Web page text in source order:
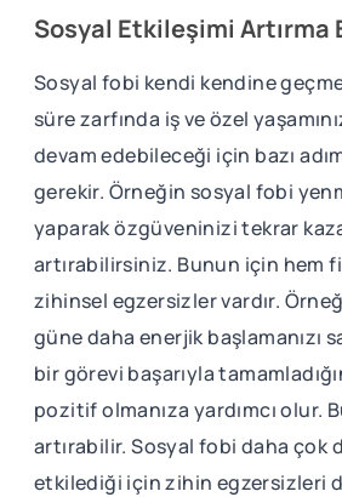
Sosyal Etkileşimi Artırma
Sosyal fobi kendi kendine
süre zarfında iş ve özel
devam edebileceği için bazı
gerekir. Örneğin sosyal fobi
yaparak özgüveninizi tekrar
artırabilirsiniz. Bunun için hem
zihinsel egzersizler vardır.
güne daha enerjik başlamanızı
bir görevi başarıyla
pozitif olmanıza yardımcı olur.
artırabilir. Sosyal fobi daha çok
etkilediği için zihin egzersizleri